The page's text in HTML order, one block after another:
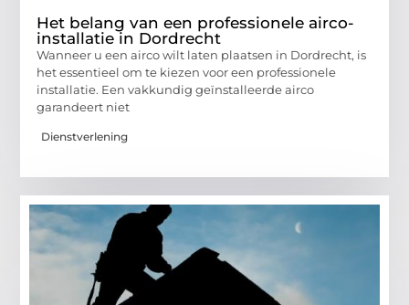
Het belang van een professionele airco-
installatie in Dordrecht
Wanneer u een airco wilt laten plaatsen in Dordrecht, is
het essentieel om te kiezen voor een professionele
installatie. Een vakkundig geïnstalleerde airco
garandeert niet
Dienstverlening